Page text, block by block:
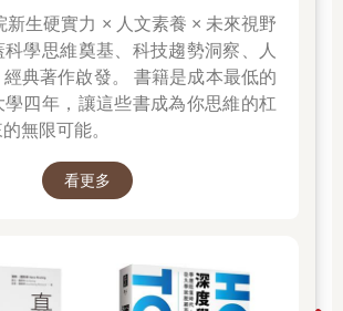
親兄弟，我怎麼不想重用他？可是他那
用啊！揚州是全國的根本所在，十分重要，
是做不來的。」
十多歲了，難道還比不上你那幾個十二三歲
西北大局交給義真，他丟了西北之後，你又
我生出來的兒子了吧？」
新生硬實力 × 人文素養 × 未來視野
學思維奠基、科技趨勢洞察、人
典著作啟發。 書籍是成本最低的
學四年，讓這些書成為你思維的杠
無限可能。
看更多